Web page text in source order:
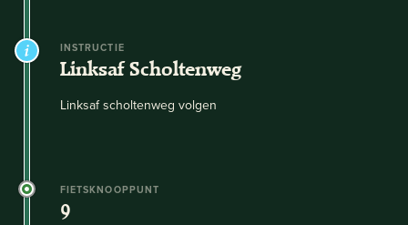
INSTRUCTIE
Linksaf Scholtenweg
Linksaf scholtenweg volgen
FIETSKNOOPPUNT
9